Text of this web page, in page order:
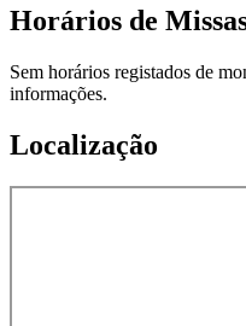
Horários de
Sem horários registados de
informações.
Localização